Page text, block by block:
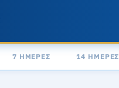
7 ΗΜΈΡΕΣ 14 ΗΜΈΡΕΣ